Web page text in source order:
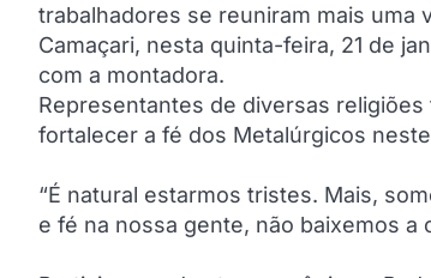
trabalhadores se reuniram mais uma
Camaçari, nesta quinta-feira, 21 de
com a montadora.
Representantes de diversas
fortalecer a fé dos Metalúrgicos
“É natural estarmos tristes. Mais,
e fé na nossa gente, não baixemos a